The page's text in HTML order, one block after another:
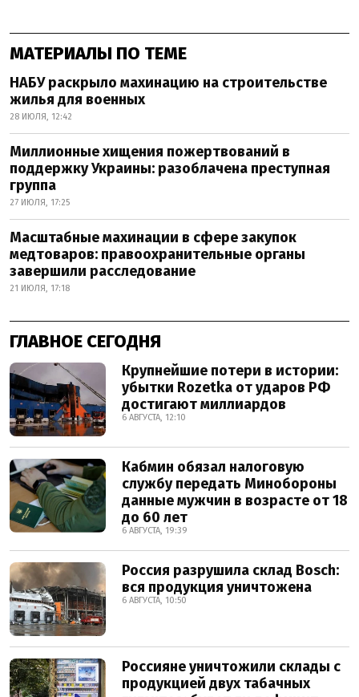
МАТЕРИАЛЫ ПО ТЕМЕ
НАБУ раскрыло махинацию на строительстве
жилья для военных
28 ИЮЛЯ, 12:42
Миллионные хищения пожертвований в
поддержку Украины: разоблачена преступная
группа
27 ИЮЛЯ, 17:25
Масштабные махинации в сфере закупок
медтоваров: правоохранительные органы
завершили расследование
21 ИЮЛЯ, 17:18
ГЛАВНОЕ СЕГОДНЯ
Крупнейшие потери в истории:
убытки Rozetka от ударов РФ
достигают миллиардов
6 АВГУСТА, 12:10
Кабмин обязал налоговую
службу передать Минобороны
данные мужчин в возрасте от 18
до 60 лет
6 АВГУСТА, 19:39
Россия разрушила склад Bosch:
вся продукция уничтожена
6 АВГУСТА, 10:50
Россияне уничтожили склады с
продукцией двух табачных